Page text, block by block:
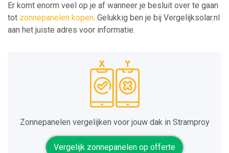
Er komt enorm veel op je af wanneer je besluit over te gaan
tot zonnepanelen kopen. Gelukkig ben je bij Vergelijksolar.nl
aan het juiste adres voor informatie.
Zonnepanelen vergelijken voor jouw dak in Stramproy
Vergelijk zonnepanelen op offerte